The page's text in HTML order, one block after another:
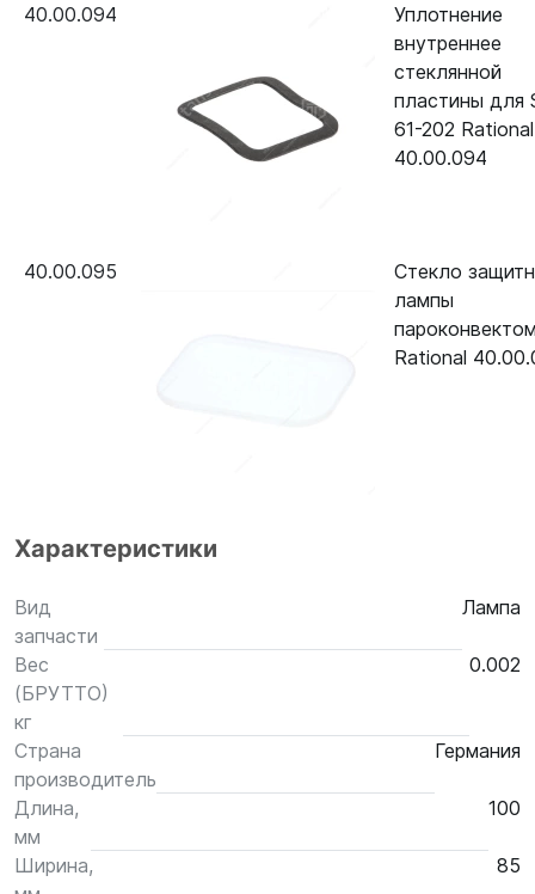
40.00.094
Уплотнение
внутреннее
стеклянной
пластины для
61-202 Rational
40.00.094
40.00.095
Стекло
лампы
Rational
Характеристики
Вид
запчасти
Лампа
Вес
(БРУТТО)
кг
0.002
Страна
производитель
Германия
Длина,
мм
100
Ширина,
85